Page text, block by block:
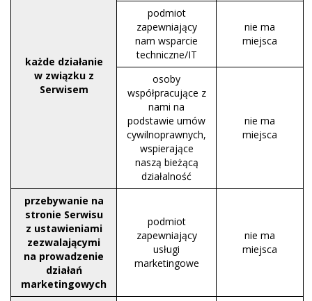
każde działanie
w związku z
Serwisem
podmiot
zapewniający
nam wsparcie
techniczne/IT
nie ma
miejsca
osoby
współpracujące z
nami na
podstawie umów
cywilnoprawnych,
wspierające
naszą bieżącą
działalność
nie ma
miejsca
przebywanie na
stronie Serwisu
z ustawieniami
zezwalającymi
na prowadzenie
działań
marketingowych
podmiot
zapewniający
usługi
marketingowe
nie ma
miejsca